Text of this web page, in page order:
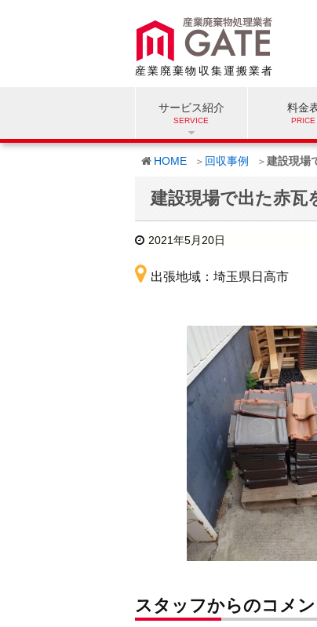
産業廃棄物収集運搬業者
サービス紹介 料金
HOME 回収事例 建設現場
建設現場で出た赤瓦
2021年5月20日
出張地域：埼玉県日高市
スタッフからのコメン